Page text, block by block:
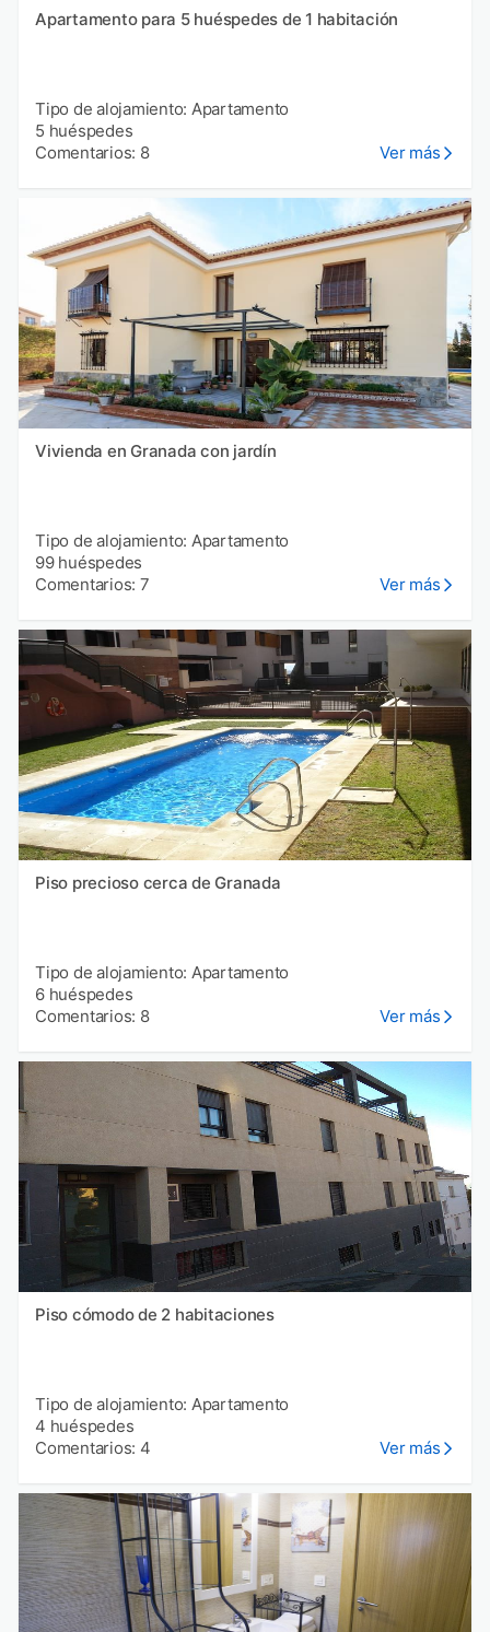
Apartamento para 5 huéspedes de 1 habitación
Tipo de alojamiento: Apartamento
5 huéspedes
Comentarios: 8
Ver más
Vivienda en Granada con jardín
Tipo de alojamiento: Apartamento
99 huéspedes
Comentarios: 7
Ver más
Piso precioso cerca de Granada
Tipo de alojamiento: Apartamento
6 huéspedes
Comentarios: 8
Ver más
Piso cómodo de 2 habitaciones
Tipo de alojamiento: Apartamento
4 huéspedes
Comentarios: 4
Ver más